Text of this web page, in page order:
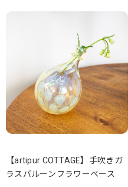
【artipur COTTAGE】手吹きガ
ラスバルーンフラワーベース